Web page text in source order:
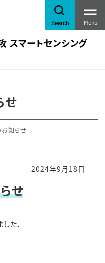
スマートセンシング
Search Menu
せ
知らせ
2024年9月18日
せ
た．